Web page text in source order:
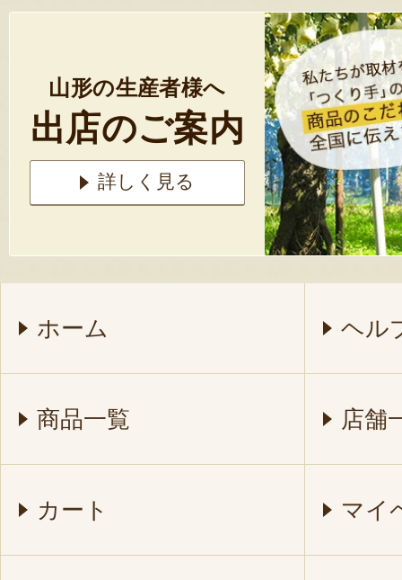
山形の生産者様へ
出店のご案内
詳しく見る
ホーム ヘル
商品一覧 店舗
カート マイ